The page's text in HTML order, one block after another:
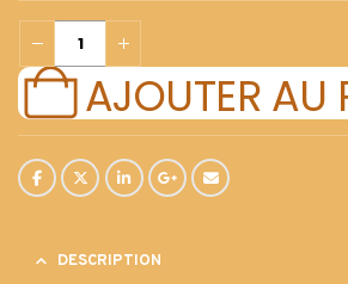
AJOUTER AU
DESCRIPTION